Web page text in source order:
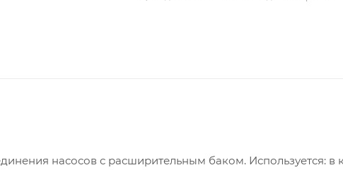
насосов с расширительным баком. Используется: в